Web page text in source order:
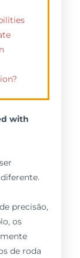
with
precisão,
os
de roda